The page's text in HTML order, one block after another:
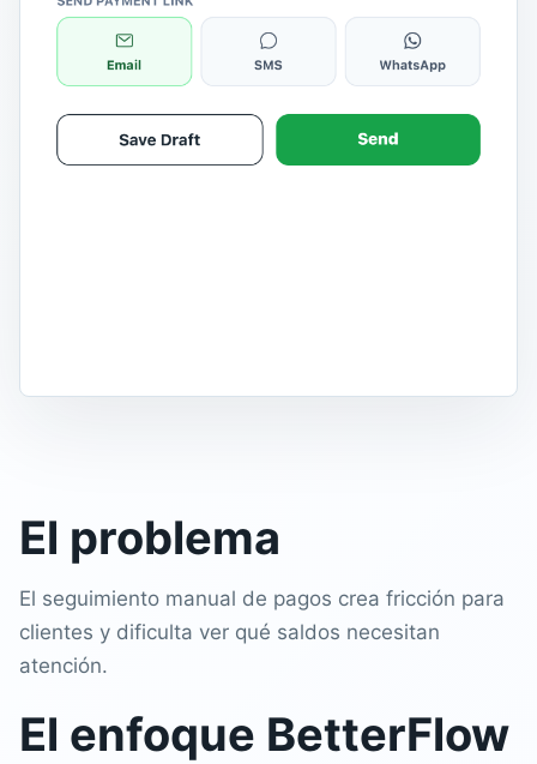
El problema
El seguimiento manual de pagos crea fricción para
clientes y dificulta ver qué saldos necesitan
atención.
El enfoque BetterFlow